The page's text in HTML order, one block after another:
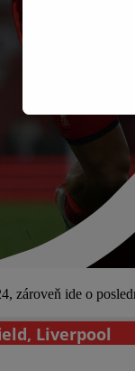
zároveň ide o
Liverpool